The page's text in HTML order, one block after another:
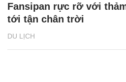
DU LỊCH
Fansipan rực rỡ với
tới tận chân trời